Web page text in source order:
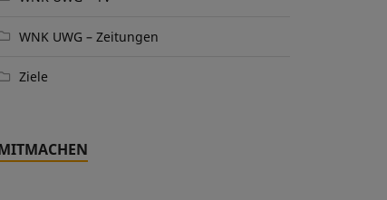
WNK UWG – Zeitungen
Ziele